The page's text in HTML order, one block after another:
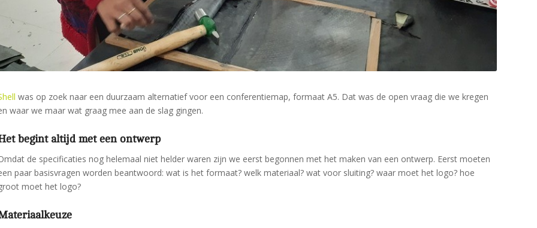
was op zoek naar een duurzaam alternatief voor een conferentiemap, formaat A5. Dat was de open vraag die we kregen
waar we maar wat graag mee aan de slag gingen.
begint altijd met een ontwerp
de specificaties nog helemaal niet helder waren zijn we eerst begonnen met het maken van een ontwerp. Eerst moeten
paar basisvragen worden beantwoord: wat is het formaat? welk materiaal? wat voor sluiting? waar moet het logo? hoe
moet het logo?